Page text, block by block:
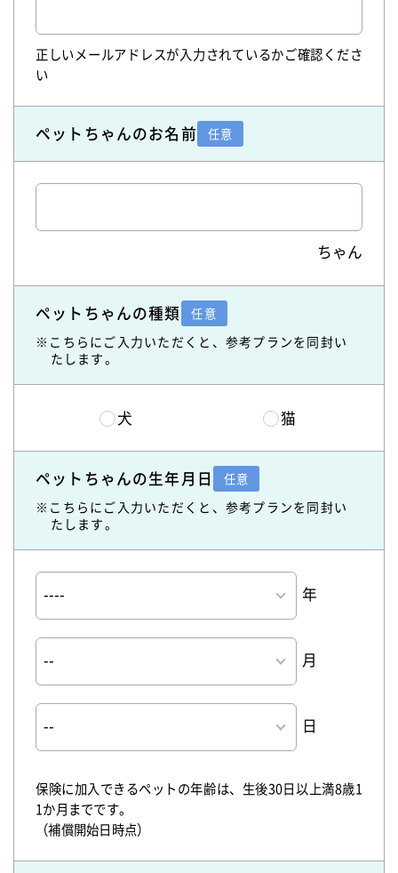
正しいメールアドレスが入力されているかご確認くださ
い
ペットちゃんのお名前 任意
ちゃん
ペットちゃんの種類 任意
※こちらにご入力いただくと、参考プランを同封い
たします。
犬 猫
ペットちゃんの生年月日 任意
※こちらにご入力いただくと、参考プランを同封い
たします。
年
月
日
保険に加入できるペットの年齢は、生後30日以上満8歳1
1か月までです。
（補償開始日時点）